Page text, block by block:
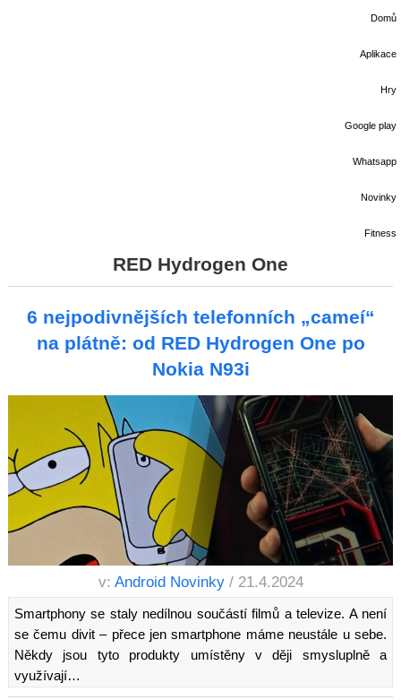
Domů
Aplikace
Hry
Google play
Whatsapp
Novinky
Fitness
RED Hydrogen One
6 nejpodivnějších telefonních „cameí“
na plátně: od RED Hydrogen One po
Nokia N93i
v: Android Novinky / 21.4.2024
Smartphony se staly nedílnou součástí filmů a televize. A není
se čemu divit – přece jen smartphone máme neustále u sebe.
Někdy jsou tyto produkty umístěny v ději smysluplně a
využívají…